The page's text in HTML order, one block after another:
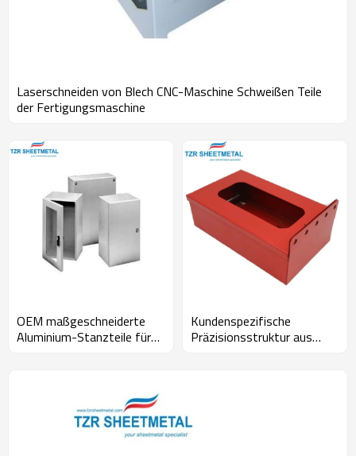
Laserschneiden von Blech CNC-Maschine Schweißen Teile
der Fertigungsmaschine
OEM maßgeschneiderte
Aluminium-Stanzteile für
Kundenspezifische
Präzisionsstruktur aus